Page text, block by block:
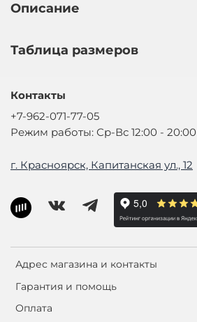
Описание
Таблица размеров
Адрес магазина и контакты
Гарантия и помощь
Оплата
Контакты
+7-962-071-77-05
Режим работы: Ср-Вс 12:00 - 20:00
г. Красноярск, Капитанская ул., 12